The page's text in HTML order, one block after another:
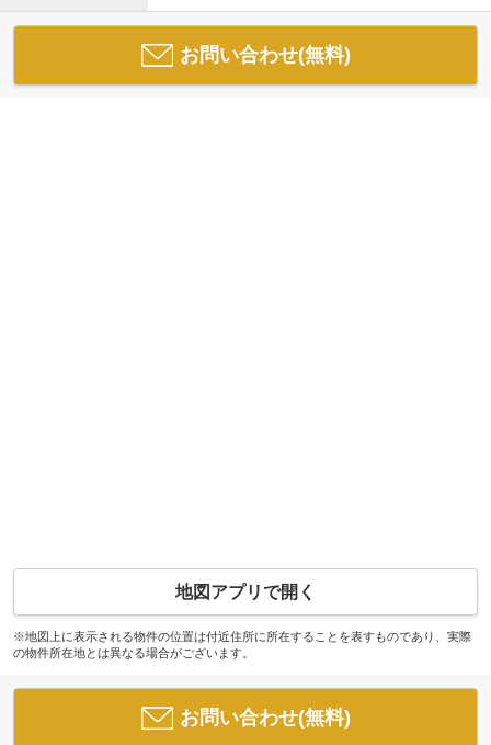
お問い合わせ(無料)
地図アプリで開く
※地図上に表示される物件の位置は付近住所に所在することを表すものであり、実際
の物件所在地とは異なる場合がございます。
お問い合わせ(無料)